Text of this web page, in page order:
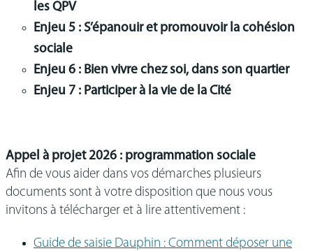
les QPV
Enjeu 5 : S’épanouir et promouvoir la cohésion
sociale
Enjeu 6 : Bien vivre chez soi, dans son quartier
Enjeu 7 : Participer à la vie de la Cité
Appel à projet 2026 : programmation sociale
Afin de vous aider dans vos démarches plusieurs
documents sont à votre disposition que nous vous
invitons à télécharger et à lire attentivement :
Guide de saisie Dauphin : Comment déposer une